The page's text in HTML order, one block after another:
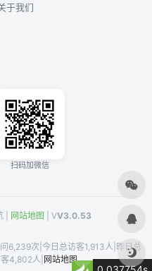
于我们
扫码加微信
| 网站地图 | VV3.0.53
6,239次 今日总访客1,913人 昨日总
4,802人 网站地图